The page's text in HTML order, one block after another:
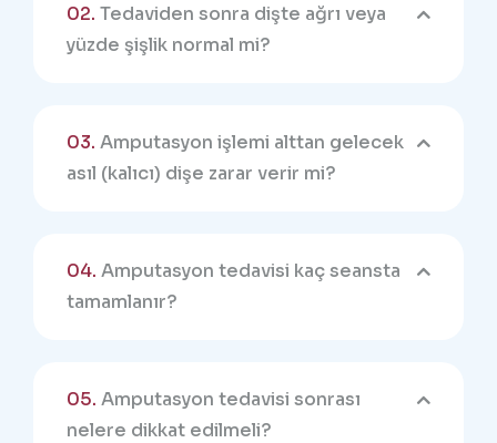
02.
yüzde şişlik normal mi?
03.
asıl (kalıcı) dişe zarar verir mi?
04.
tamamlanır?
05.
nelere dikkat edilmeli?